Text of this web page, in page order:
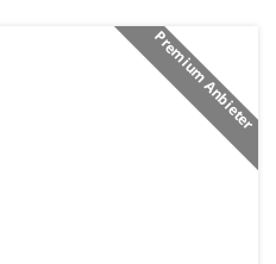
Premium Anbieter